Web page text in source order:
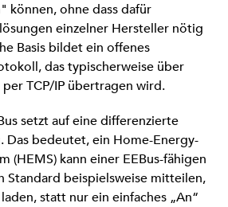
können, ohne dass dafür
einzelner Hersteller nötig
Basis bildet ein offenes
das typischerweise über
TCP/IP übertragen wird.
setzt auf eine differenzierte
Das bedeutet, ein Home-Energy-
(HEMS) kann einer EEBus-fähigen
Standard beispielsweise mitteilen,
statt nur ein einfaches „An“